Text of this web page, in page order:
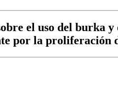
el uso del burka
por la